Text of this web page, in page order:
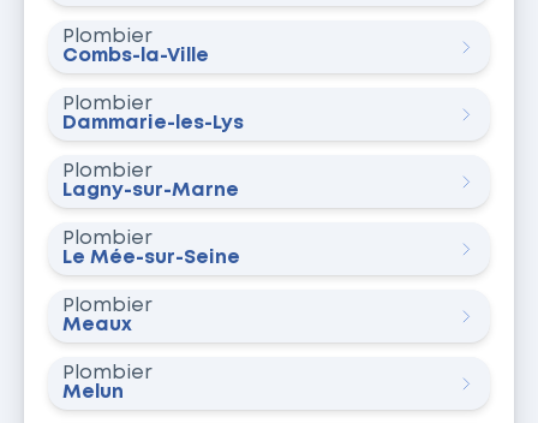
Plombier
Combs-la-Ville
Plombier
Dammarie-les-Lys
Plombier
Lagny-sur-Marne
Plombier
Le Mée-sur-Seine
Plombier
Meaux
Plombier
Melun